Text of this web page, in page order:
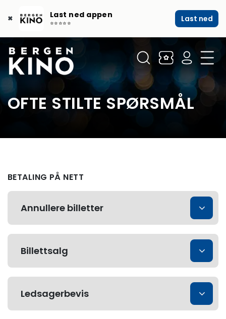
✖ Last ned appen
⭐⭐⭐⭐⭐ Last ned
OFTE STILTE SPØRSMÅL
BETALING PÅ NETT
Annullere billetter
Billettsalg
Ledsagerbevis